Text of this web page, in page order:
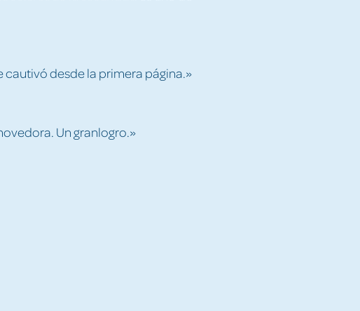
desde la primera página.»
Un granlogro.»